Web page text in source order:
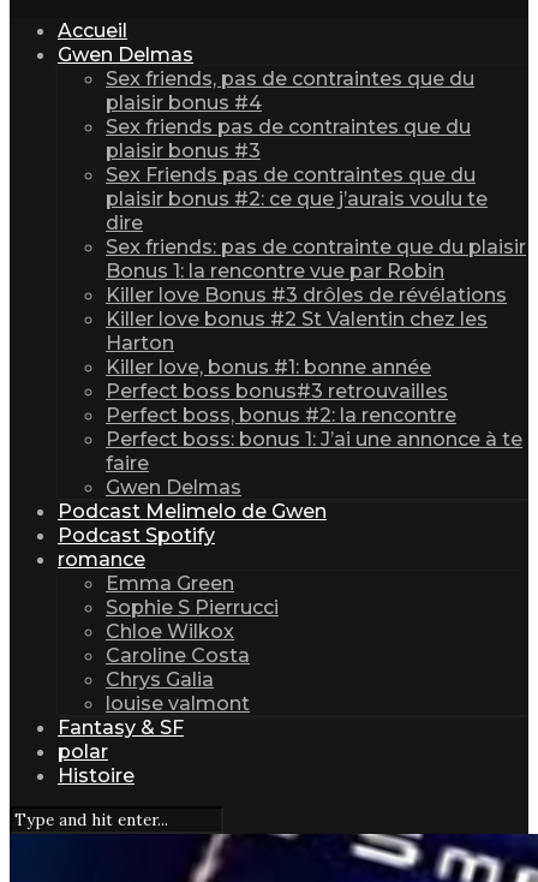
Accueil
Gwen Delmas
Sex friends, pas de contraintes que du
plaisir bonus #4
Sex friends pas de contraintes que du
plaisir bonus #3
Sex Friends pas de contraintes que du
plaisir bonus #2: ce que j’aurais voulu te
dire
Sex friends: pas de contrainte que du plaisir
Bonus 1: la rencontre vue par Robin
Killer love Bonus #3 drôles de révélations
Killer love bonus #2 St Valentin chez les
Harton
Killer love, bonus #1: bonne année
Perfect boss bonus#3 retrouvailles
Perfect boss, bonus #2: la rencontre
Perfect boss: bonus 1: J’ai une annonce à te
faire
Gwen Delmas
Podcast Melimelo de Gwen
Podcast Spotify
romance
Emma Green
Sophie S Pierrucci
Chloe Wilkox
Caroline Costa
Chrys Galia
louise valmont
Fantasy & SF
polar
Histoire